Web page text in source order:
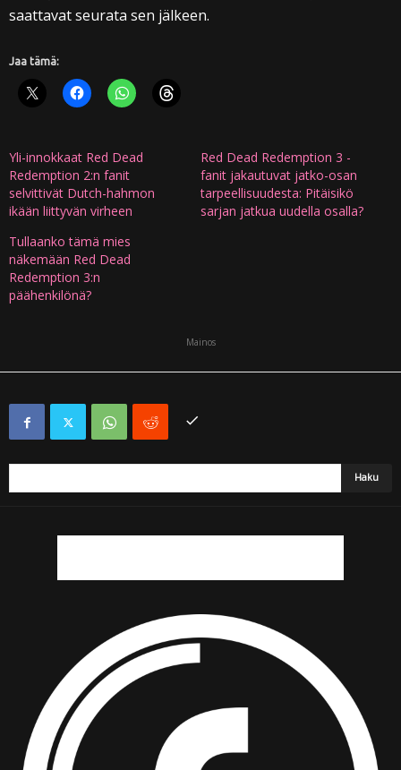
saattavat seurata sen jälkeen.
Jaa tämä:
Yli-innokkaat Red Dead
Redemption 2:n fanit
selvittivät Dutch-hahmon
ikään liittyvän virheen
Red Dead Redemption 3 -
fanit jakautuvat jatko-osan
tarpeellisuudesta: Pitäisikö
sarjan jatkua uudella osalla?
Tullaanko tämä mies
näkemään Red Dead
Redemption 3:n
päähenkilönä?
Mainos